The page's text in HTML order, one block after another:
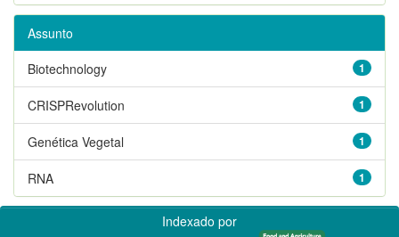
Assunto
1
Biotechnology
1
CRISPRevolution
1
Genética Vegetal
1
RNA
Indexado por